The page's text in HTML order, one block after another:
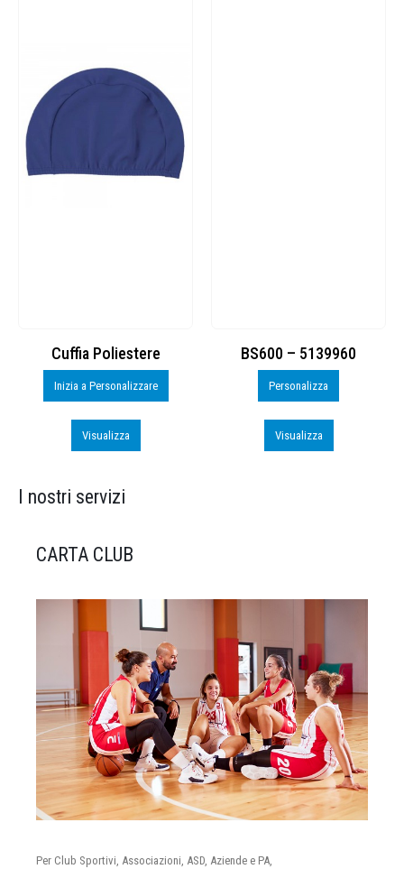
Cuffia Poliestere
Inizia a Personalizzare
Visualizza
BS600 – 5139960
Personalizza
Visualizza
I nostri servizi
CARTA CLUB
Per Club Sportivi, Associazioni, ASD, Aziende e PA,